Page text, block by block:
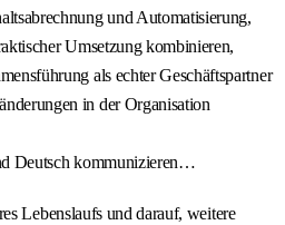
und Automatisierung,
Umsetzung kombinieren,
als echter Geschäftspartner
in der Organisation
Deutsch kommunizieren…
Lebenslaufs und darauf, weitere